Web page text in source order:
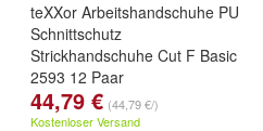
teXXor Arbeitshandschuhe PU
Schnittschutz
Strickhandschuhe Cut F Basic
2593 12 Paar
44,79 € (44,79 €/)
Kostenloser Versand